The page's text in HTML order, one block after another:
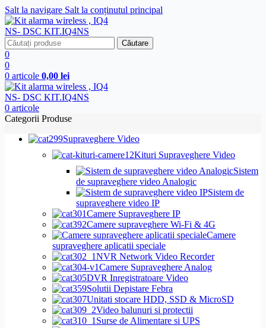
Salt la navigare Salt la conținutul principal
Căutare
0
0
0 articole 0,00 lei
0 articole
Categorii Produse
Supraveghere Video
Kituri Supraveghere Video
Sistem
de supraveghere video Analogic
Sistem de
supraveghere video IP
Camere Supraveghere IP
Camere supraveghere Wi-Fi & 4G
Camere
supraveghere aplicatii speciale
NVR Network Video Recorder
Camere Supraveghere Analog
DVR Inregistratoare Video
Solutii Depistare Febra
Unitati stocare HDD, SSD & MicroSD
Video balunuri si protectii
Surse de Alimentare si UPS